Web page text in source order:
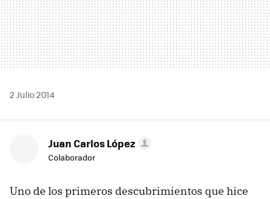
2 Julio 2014
Juan Carlos López
Colaborador
Uno de los primeros descubrimientos que hice